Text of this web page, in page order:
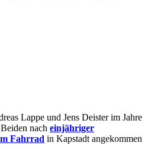
Lappe und Jens Deister im Jahre
nach einjähriger
Fahrrad in Kapstadt angekommen